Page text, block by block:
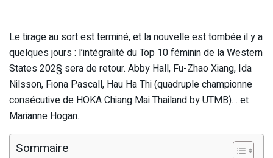
Le tirage au sort est terminé, et la nouvelle est tombée il y a
quelques jours : l’intégralité du Top 10 féminin de la Western
States 202§ sera de retour. Abby Hall, Fu-Zhao Xiang, Ida
Nilsson, Fiona Pascall, Hau Ha Thi (quadruple championne
consécutive de HOKA Chiang Mai Thailand by UTMB)… et
Marianne Hogan.
Sommaire